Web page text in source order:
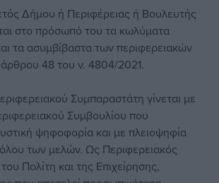
Δήμου ή Περιφέρειας ή Βουλευτής
στο πρόσωπό του τα κωλύματα
τα ασυμβίβαστα των περιφερειακών
48 του ν. 4804/2021.
Συμπαραστάτη γίνεται με
Συμβουλίου που
ψηφοφορία και με πλειοψηφία
των μελών. Ως Περιφερειακός
Πολίτη και της Επιχείρησης,